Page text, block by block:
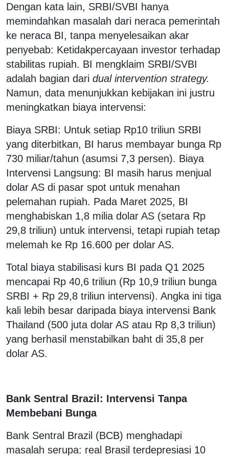
Dengan kata lain, SRBI/SVBI hanya
memindahkan masalah dari neraca pemerintah
ke neraca BI, tanpa menyelesaikan akar
penyebab: Ketidakpercayaan investor terhadap
stabilitas rupiah. BI mengklaim SRBI/SVBI
adalah bagian dari dual intervention strategy.
Namun, data menunjukkan kebijakan ini justru
meningkatkan biaya intervensi:
Biaya SRBI: Untuk setiap Rp10 triliun SRBI
yang diterbitkan, BI harus membayar bunga Rp
730 miliar/tahun (asumsi 7,3 persen). Biaya
Intervensi Langsung: BI masih harus menjual
dolar AS di pasar spot untuk menahan
pelemahan rupiah. Pada Maret 2025, BI
menghabiskan 1,8 milia dolar AS (setara Rp
29,8 triliun) untuk intervensi, tetapi rupiah tetap
melemah ke Rp 16.600 per dolar AS.
Total biaya stabilisasi kurs BI pada Q1 2025
mencapai Rp 40,6 triliun (Rp 10,9 triliun bunga
SRBI + Rp 29,8 triliun intervensi). Angka ini tiga
kali lebih besar daripada biaya intervensi Bank
Thailand (500 juta dolar AS atau Rp 8,3 triliun)
yang berhasil menstabilkan baht di 35,8 per
dolar AS.
Bank Sentral Brazil: Intervensi Tanpa
Membebani Bunga
Bank Sentral Brazil (BCB) menghadapi
masalah serupa: real Brasil terdepresiasi 10